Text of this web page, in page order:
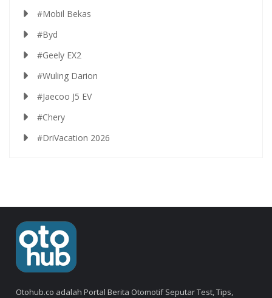
#Mobil Bekas
#Byd
#Geely EX2
#Wuling Darion
#Jaecoo J5 EV
#Chery
#DriVacation 2026
Otohub.co adalah Portal Berita Otomotif Seputar Test, Tips,